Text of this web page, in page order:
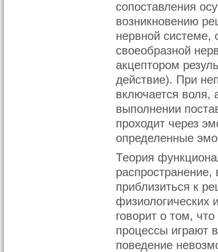
сопоставления
возникновению
нервной системе,
своеобразной
акцептором
действие). При
включается воля,
выполнении
проходит через
определенные
Теория
распространение,
приблизиться к
физиологических
говорит о том,
процессы играют
поведение